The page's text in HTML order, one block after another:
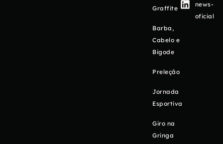
Graffite
Barba,
Cabelo e
Bigode
Preleção
Jornada
Esportiva
Giro na
Gringa
news-
oficial